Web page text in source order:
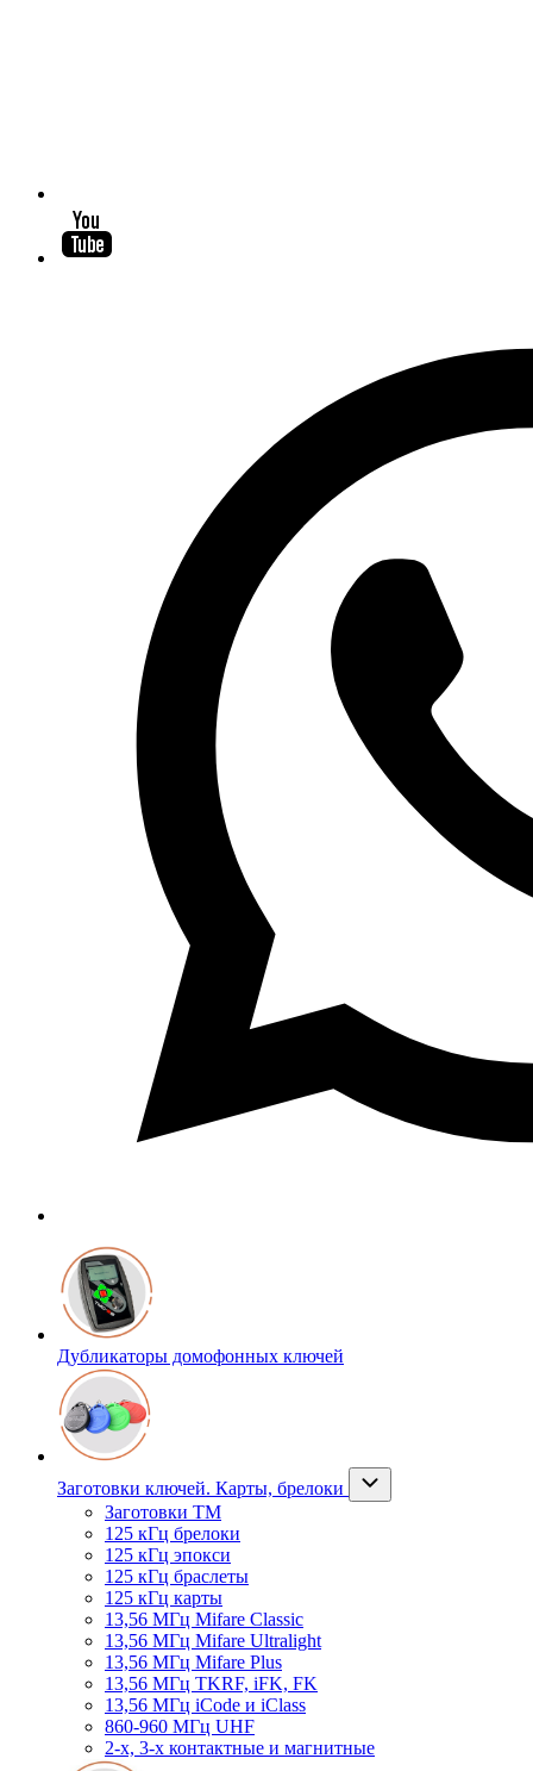
Дубликаторы домофонных ключей
Заготовки ключей. Карты, брелоки
Заготовки ТМ
125 кГц брелоки
125 кГц эпокси
125 кГц браслеты
125 кГц карты
13,56 МГц Mifare Classic
13,56 МГц Mifare Ultralight
13,56 МГц Mifare Plus
13,56 МГц TKRF, iFK, FK
13,56 МГц iCode и iClass
860-960 МГц UHF
2-х, 3-х контактные и магнитные